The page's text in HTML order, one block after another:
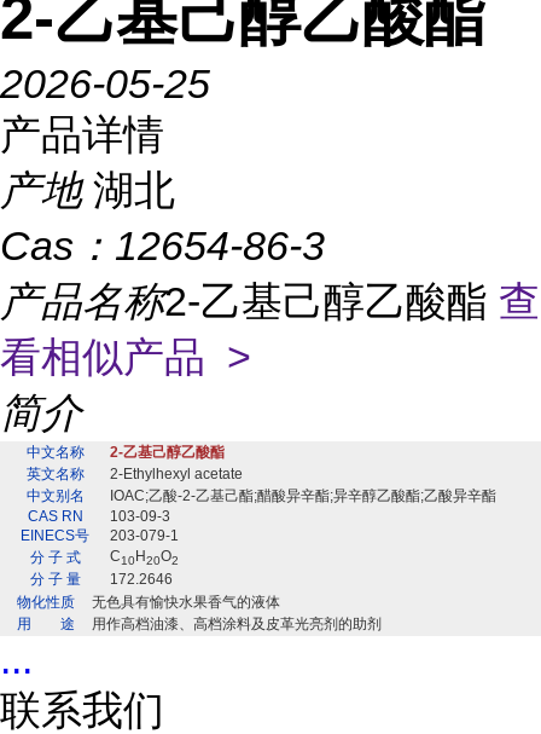
2-乙基己醇乙酸酯
2026-05-25
产品详情
产地 湖北
Cas： 12654-86-3
产品名称2-乙基己醇乙酸酯 查
看相似产品 >
简介
中文名称
2-乙基己醇乙酸酯
英文名称
2-Ethylhexyl acetate
中文别名
IOAC;乙酸-2-乙基己酯;醋酸异辛酯;异辛醇乙酸酯;乙酸异辛酯
CAS RN
103-09-3
EINECS号
203-079-1
分 子 式
C10H20O2
分 子 量
172.2646
物化性质
无色具有愉快水果香气的液体
用 途
用作高档油漆、高档涂料及皮革光亮剂的助剂
...
联系我们